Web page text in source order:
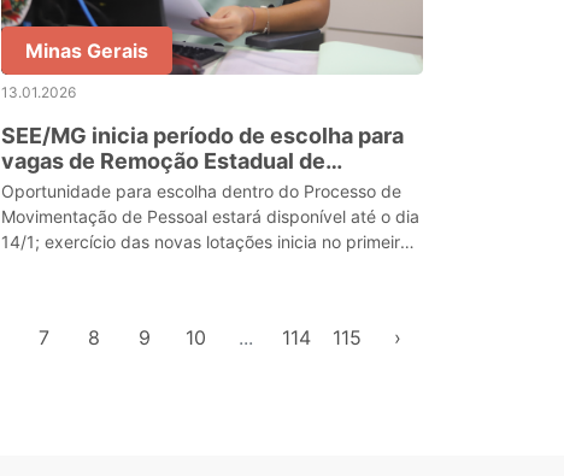
Minas Gerais
13.01.2026
SEE/MG inicia período de escolha para
vagas de Remoção Estadual de
servidores efetivos
Oportunidade para escolha dentro do Processo de
Movimentação de Pessoal estará disponível até o dia
14/1; exercício das novas lotações inicia no primeiro
7 8 9 10 ... 114 115 ›